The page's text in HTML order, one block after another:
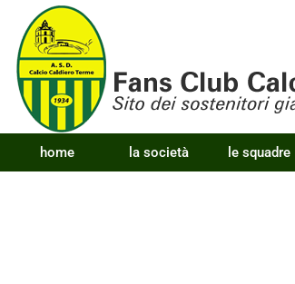
home la società le squadre